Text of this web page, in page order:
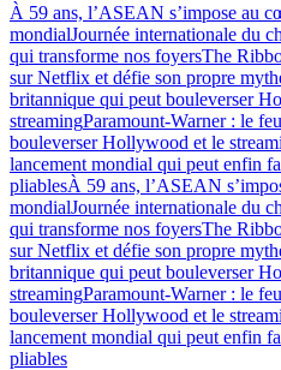
À 59 ans, l’ASEAN s’impose au
mondialJournée internationale du
qui transforme nos foyersThe
sur Netflix et défie son propre
britannique qui peut bouleverser
streamingParamount-Warner : le
bouleverser Hollywood et le
lancement mondial qui peut enfin
pliablesÀ 59 ans, l’ASEAN
mondialJournée internationale du
qui transforme nos foyersThe
sur Netflix et défie son propre
britannique qui peut bouleverser
streamingParamount-Warner : le
bouleverser Hollywood et le
lancement mondial qui peut enfin
pliables